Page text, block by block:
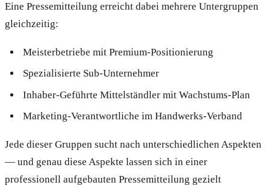
Eine Pressemitteilung erreicht dabei mehrere Untergruppen
gleichzeitig:
Meisterbetriebe mit Premium-Positionierung
Spezialisierte Sub-Unternehmer
Inhaber-Geführte Mittelständler mit Wachstums-Plan
Marketing-Verantwortliche im Handwerks-Verband
Jede dieser Gruppen sucht nach unterschiedlichen Aspekten
— und genau diese Aspekte lassen sich in einer
professionell aufgebauten Pressemitteilung gezielt